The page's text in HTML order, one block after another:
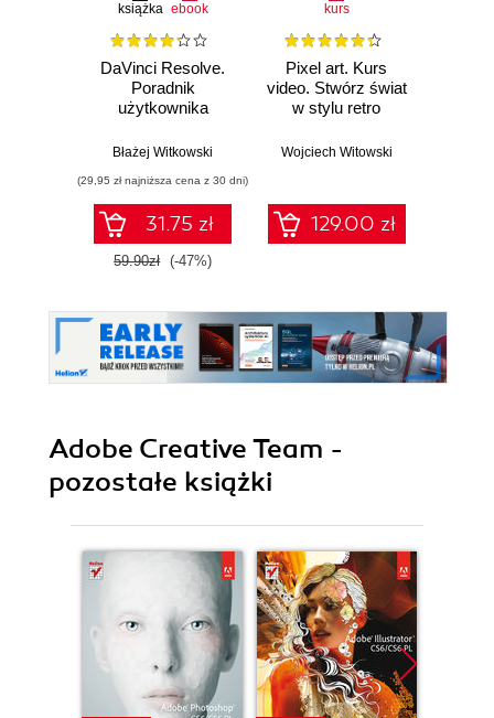
książka ebook
DaVinci Resolve.
Poradnik
użytkownika
Błażej Witkowski
(29,95 zł najniższa cena z 30 dni)
31.75 zł
59.90zł (-47%)
kurs
Pixel art. Kurs
video. Stwórz świat
w stylu retro
Wojciech Witowski
129.00 zł
Adobe Creative Team -
pozostałe książki